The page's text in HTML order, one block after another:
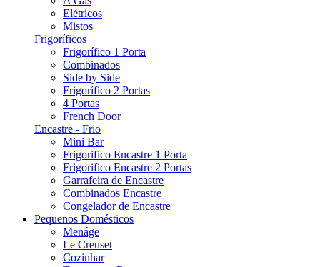
Elétricos
Mistos
Frigoríficos
Frigorífico 1 Porta
Combinados
Side by Side
Frigorífico 2 Portas
4 Portas
French Door
Encastre - Frio
Mini Bar
Frigorifico Encastre 1 Porta
Frigorifico Encastre 2 Portas
Garrafeira de Encastre
Combinados Encastre
Congelador de Encastre
Pequenos Domésticos
Menáge
Le Creuset
Cozinhar